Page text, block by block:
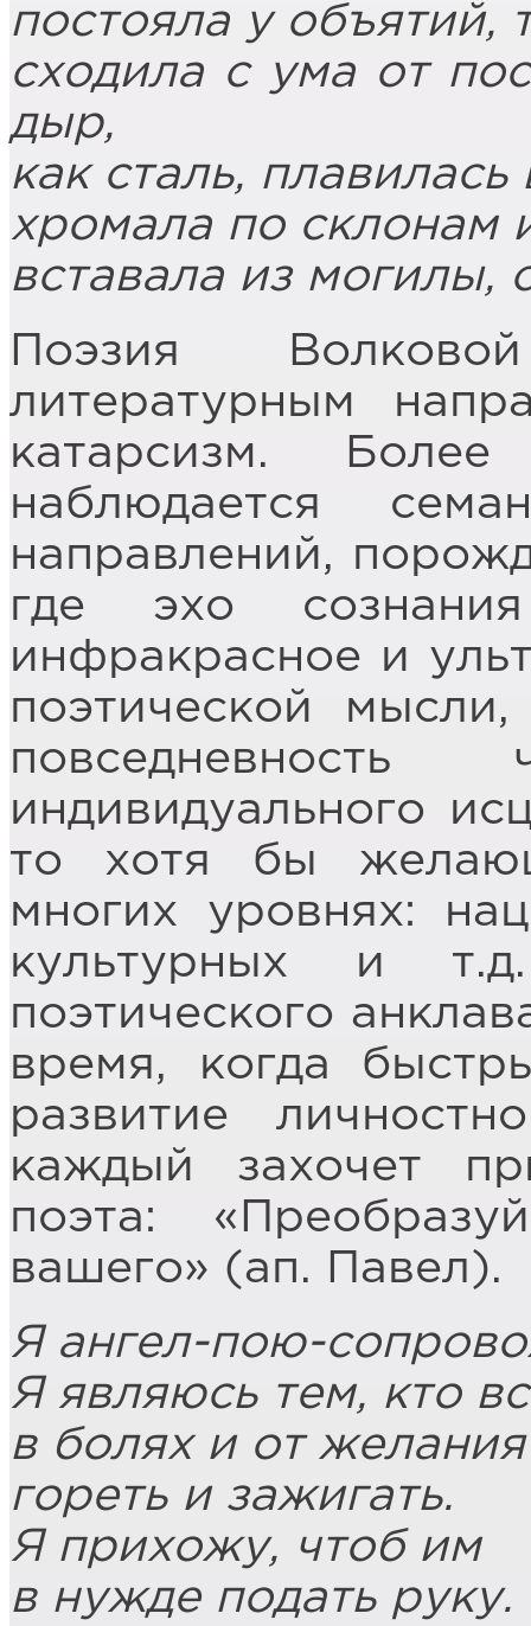
постояла у объятий,
сходила с ума от
дыр,
как сталь, плавилась
хромала по склонам
вставала из могилы,
Поэзия
литературным
катарсизм.
наблюдается
направлений,
где эхо
инфракрасное и
поэтической
индивидуального
то хотя бы
многих уровнях:
культурных и
поэтического
время, когда
развитие
каждый захочет
поэта:
вашего» (ап. Павел).
Я ангел-пою-
Я являюсь тем, кто
в болях и от желания
гореть и зажигать.
Я прихожу, чтоб им
в нужде подать руку.